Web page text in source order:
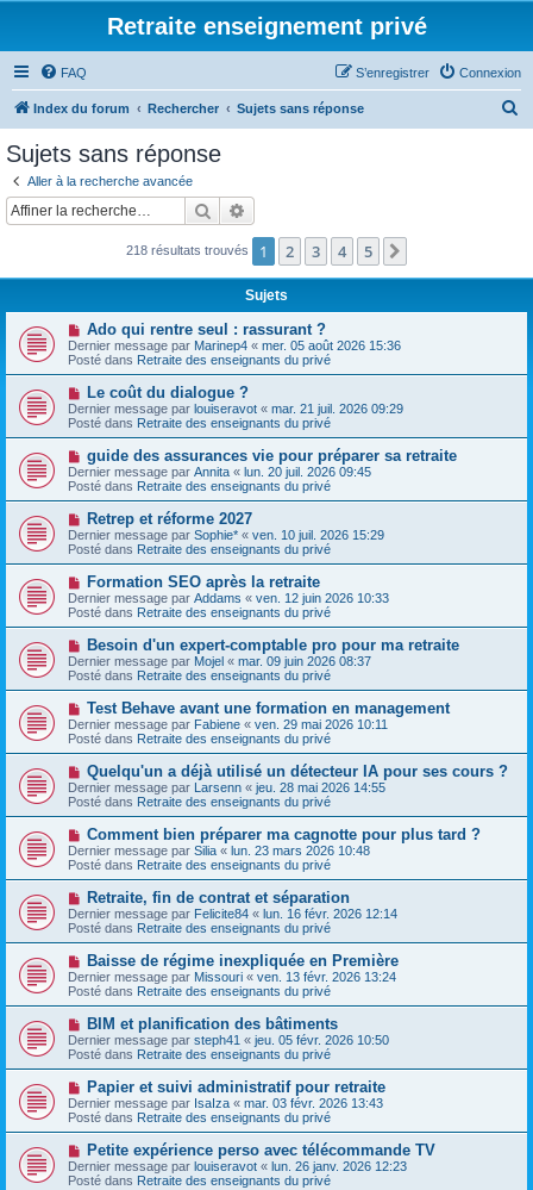
Retraite enseignement privé
FAQ Connexion
S’enregistrer
Index du forum Rechercher Sujets sans réponse
c
Sujets sans réponse
Aller à la recherche avancée
Rechercher
218 résultats trouvés 1 2 3 4 5
Sujets
N
o
u
v
e
a
u
m
e
s
s
a
g
e
Ado qui rentre seul : rassurant ?
Dernier message par Marinep4 « mer. 05 août 2026 15:36
Posté dans Retraite des enseignants du privé
N
o
u
v
a
u
m
e
s
a
g
e
Le coût du dialogue ?
Dernier message par louiseravot « mar. 21 juil. 2026 09:29
Posté dans Retraite des enseignants du privé
N
o
u
v
e
a
u
m
e
s
a
g
e
guide des assurances vie pour préparer sa retraite
Dernier message par Annita « lun. 20 juil. 2026 09:45
Posté dans Retraite des enseignants du privé
N
o
u
v
e
a
u
m
e
s
a
g
e
Retrep et réforme 2027
Dernier message par Sophie* « ven. 10 juil. 2026 15:29
Posté dans Retraite des enseignants du privé
N
o
u
v
e
a
u
m
e
s
s
a
g
e
Formation SEO après la retraite
Dernier message par Addams « ven. 12 juin 2026 10:33
Posté dans Retraite des enseignants du privé
N
o
u
v
e
u
m
e
s
s
a
g
e
Besoin d'un expert-comptable pro pour ma retraite
Dernier message par Mojel « mar. 09 juin 2026 08:37
Posté dans Retraite des enseignants du privé
N
o
u
v
a
u
m
e
s
s
a
g
e
Test Behave avant une formation en management
Dernier message par Fabiene « ven. 29 mai 2026 10:11
Posté dans Retraite des enseignants du privé
N
o
u
v
a
u
m
e
s
a
g
e
Quelqu'un a déjà utilisé un détecteur IA pour ses cours ?
Dernier message par Larsenn « jeu. 28 mai 2026 14:55
Posté dans Retraite des enseignants du privé
N
o
u
v
e
a
u
m
e
s
a
g
e
Comment bien préparer ma cagnotte pour plus tard ?
Dernier message par Silia « lun. 23 mars 2026 10:48
Posté dans Retraite des enseignants du privé
N
o
u
v
e
a
u
m
e
s
a
g
e
Retraite, fin de contrat et séparation
Dernier message par Felicite84 « lun. 16 févr. 2026 12:14
Posté dans Retraite des enseignants du privé
N
o
u
v
e
a
u
m
e
s
a
g
e
Baisse de régime inexpliquée en Première
Dernier message par Missouri « ven. 13 févr. 2026 13:24
Posté dans Retraite des enseignants du privé
N
o
u
v
e
a
u
m
e
s
a
BIM et planification des bâtiments
Dernier message par steph41 « jeu. 05 févr. 2026 10:50
Posté dans Retraite des enseignants du privé
N
o
u
v
e
a
u
m
Papier et suivi administratif pour retraite
Dernier message par IsaIza « mar. 03 févr. 2026 13:43
Posté dans Retraite des enseignants du privé
N
o
u
Petite expérience perso avec télécommande TV
Dernier message par louiseravot « lun. 26 janv. 2026 12:23
Posté dans Retraite des enseignants du privé